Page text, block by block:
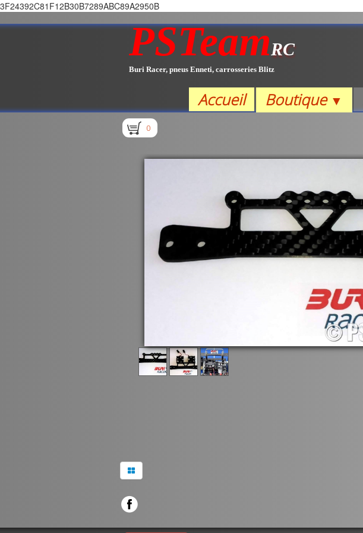
3F24392C81F12B30B7289ABC89A2950B
PSTeamRC
Buri Racer, pneus Enneti, carrosseries Blitz
Accueil Boutique ▼
0